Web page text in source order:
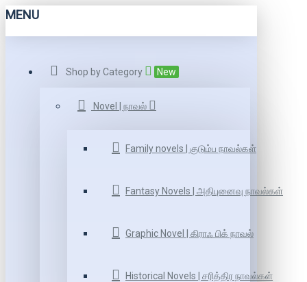
MENU
Shop by Category New
Novel | நாவல்
Family novels | குடும்ப நாவல்கள்
Fantasy Novels | அதிபுனைவு நாவல்கள்
Graphic Novel | கிராஃ பிக் நாவல்
Historical Novels | சரித்திர நாவல்கள்